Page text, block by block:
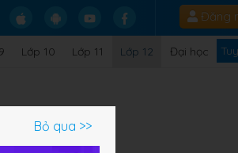
Đăng
Lớp 10 Lớp 11 Lớp 12 Đại học
Bỏ qua >>